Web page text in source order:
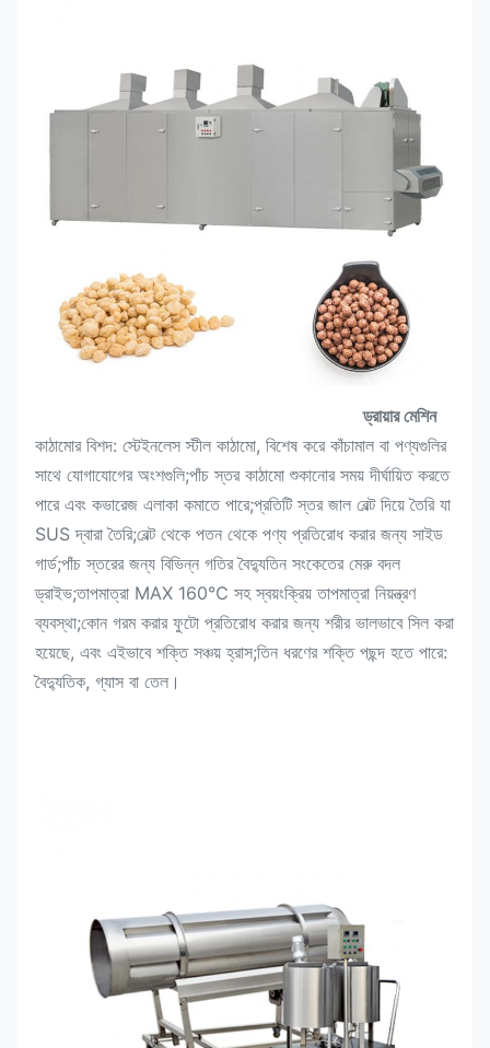
ড্রায়ার মেশিন
কাঠামোর বিশদ: স্টেইনলেস স্টীল কাঠামো, বিশেষ করে কাঁচামাল বা পণ্যগুলির
সাথে যোগাযোগের অংশগুলি;পাঁচ স্তর কাঠামো শুকানোর সময় দীর্ঘায়িত করতে
পারে এবং কভারেজ এলাকা কমাতে পারে;প্রতিটি স্তর জাল বেল্ট দিয়ে তৈরি যা
SUS দ্বারা তৈরি;বেল্ট থেকে পতন থেকে পণ্য প্রতিরোধ করার জন্য সাইড
গার্ড;পাঁচ স্তরের জন্য বিভিন্ন গতির বৈদ্যুতিন সংকেতের মেরু বদল
ড্রাইভ;তাপমাত্রা MAX 160℃ সহ স্বয়ংক্রিয় তাপমাত্রা নিয়ন্ত্রণ
ব্যবস্থা;কোন গরম করার ফুটো প্রতিরোধ করার জন্য শরীর ভালভাবে সিল করা
হয়েছে, এবং এইভাবে শক্তি সঞ্চয় হ্রাস;তিন ধরণের শক্তি পছন্দ হতে পারে:
বৈদ্যুতিক, গ্যাস বা তেল।